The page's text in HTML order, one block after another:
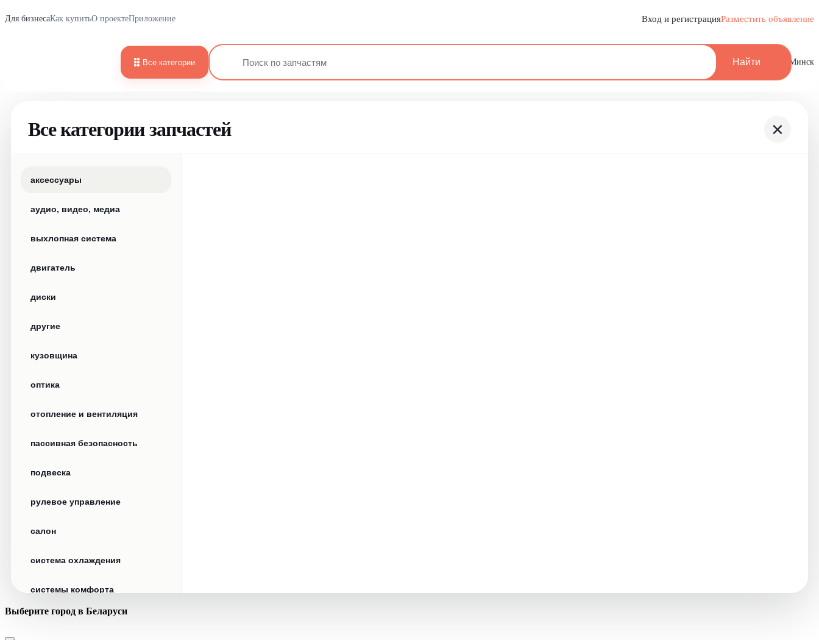
Для бизнесаКак купитьО проектеПриложение Вход и регистрацияРазместить объявление
Все категории Найти Минск
Все категории запчастей ×
аксессуары
аудио, видео, медиа
выхлопная система
двигатель
диски
другие
кузовщина
оптика
отопление и вентиляция
пассивная безопасность
подвеска
рулевое управление
салон
система охлаждения
системы комфорта
стекла
Выберите город в Беларуси